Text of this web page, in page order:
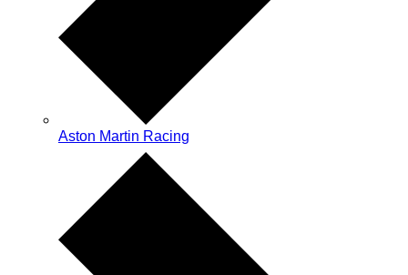
Aston Martin Racing